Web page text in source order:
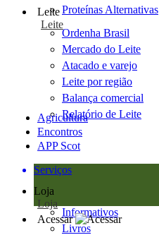
Proteínas Alternativas
Leite
Leite
Ordenha Brasil
Mercado do Leite
Atacado e varejo
Leite por região
Balança comercial
Relatório de Leite
Agricultura
Encontros
APP Scot
Serviços
Loja
Loja
Informativos
Livros
Acessar